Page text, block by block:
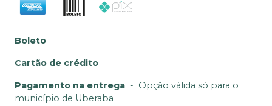
Boleto
Cartão de crédito
Pagamento na entrega - Opção válida só para o
município de Uberaba